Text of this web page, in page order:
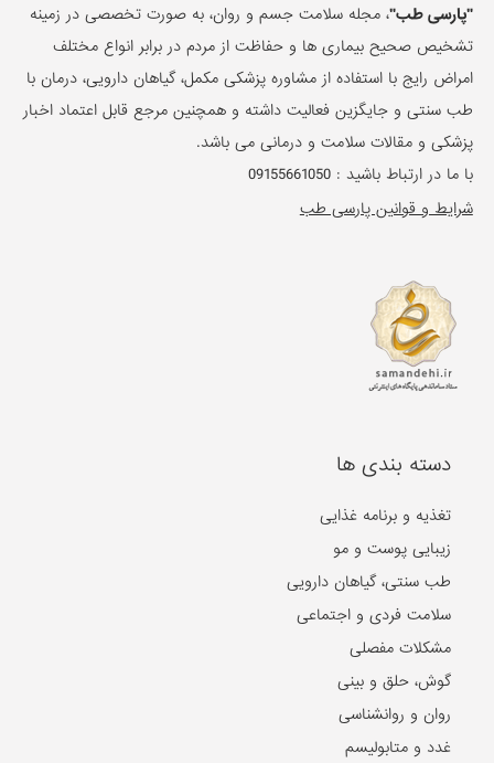
"پارسی طب"، مجله سلامت جسم و روان، به صورت تخصصی در زمینه
تشخیص صحیح بیماری ها و حفاظت از مردم در برابر انواع مختلف
امراض رایج با استفاده از مشاوره پزشکی مکمل، گیاهان دارویی، درمان با
طب سنتی و جایگزین فعالیت داشته و همچنین مرجع قابل اعتماد اخبار
پزشکی و مقالات سلامت و درمانی می باشد.
با ما در ارتباط باشید :09155661050
شرایط و قوانین پارسی طب
دسته بندی ها
تغذیه و برنامه غذایی
زیبایی پوست و مو
طب سنتی، گیاهان دارویی
سلامت فردی و اجتماعی
مشکلات مفصلی
گوش، حلق و بینی
روان و روانشناسی
غدد و متابولیسم